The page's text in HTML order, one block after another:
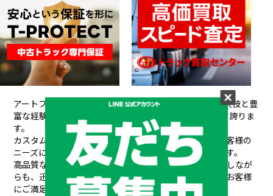
アートフレンドAUTOは、創業以来培ってきた熟練の職人技と豊
富な経験が信頼され、
20年間で10,000台もの販売実績を誇りま
す。
カスタムデザインから架装、整備、車検、保険まで、お客様の
ニーズにワンストップで対応できるのが私たちの強みです。
高品質なパーツと素材を使用し、安全性や耐久性を重視しなが
らも、 迅速丁寧な対応と競争力のある価格設定で、常にお客様
にご満足いただけるサービスを提供しています。